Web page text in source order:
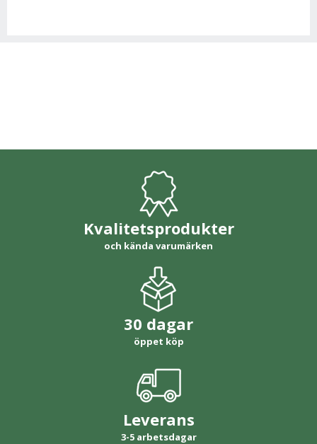
Kvalitetsprodukter
och kända varumärken
30 dagar
öppet köp
Leverans
3-5 arbetsdagar